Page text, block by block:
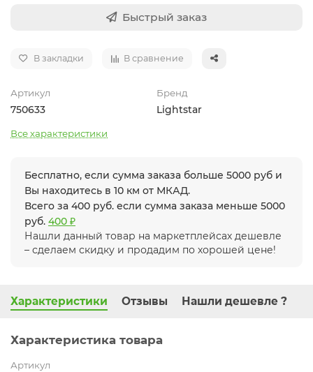
Быстрый заказ
В закладки В сравнение
Артикул
750633
Бренд
Lightstar
Все характеристики
Бесплатно, если сумма заказа больше 5000 руб и
Вы находитесь в 10 км от МКАД.
Всего за 400 руб. если сумма заказа меньше 5000
руб. 400 ₽
Нашли данный товар на маркетплейсах дешевле
– сделаем скидку и продадим по хорошей цене!
Характеристики Отзывы Нашли дешевле ?
Характеристика товара
Артикул